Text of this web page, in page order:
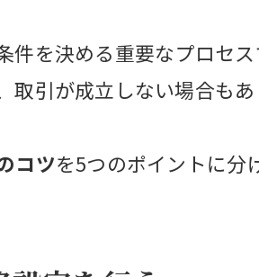
を決める重要なプロセ
取引が成立しない場合も
コツを5つのポイントに分